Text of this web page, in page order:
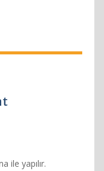
ile yapılır.